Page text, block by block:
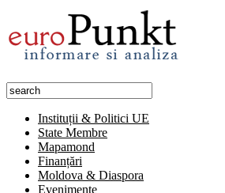
Instituții & Politici UE
State Membre
Mapamond
Finanțări
Moldova & Diaspora
Evenimente